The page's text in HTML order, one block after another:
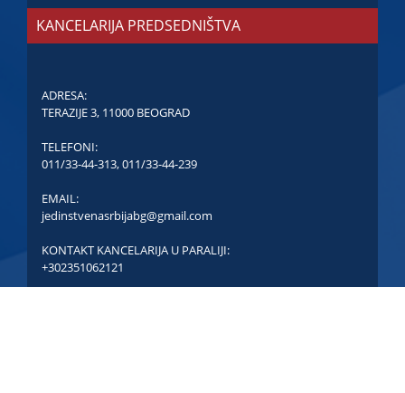
KANCELARIJA PREDSEDNIŠTVA
ADRESA:
TERAZIJE 3, 11000 BEOGRAD
TELEFONI:
011/33-44-313,011/33-44-239
EMAIL:
jedinstvenasrbijabg@gmail.com
KONTAKT KANCELARIJA U PARALIJI:
+302351062121